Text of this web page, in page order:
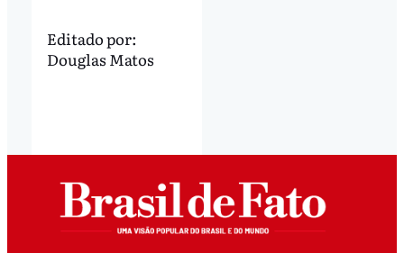
Editado por:
Douglas Matos